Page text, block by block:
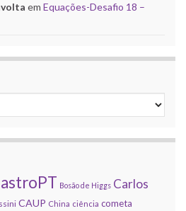
em Equações-Desafio 18 –
astroPT Bosão de Higgs Carlos
CAUP China ciência cometa